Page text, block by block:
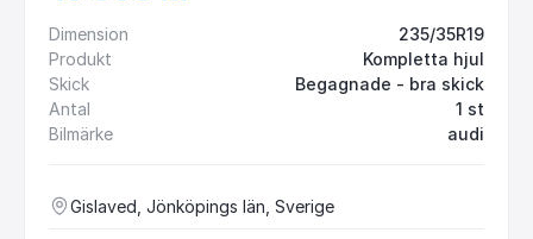
Dimension
235/35R19
Produkt
Kompletta hjul
Skick
Begagnade - bra skick
Antal
1 st
Bilmärke
audi
Gislaved, Jönköpings län, Sverige